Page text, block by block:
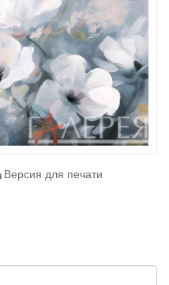
Версия для печати